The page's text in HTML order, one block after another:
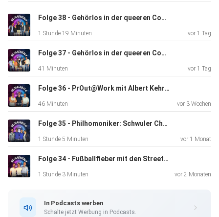
offen die
Schlagerbranche früher wirklich war, was sich bis heute
verändert
hat und natürlich über die Patrick Lindner Stiftung.
Ein ehrliches, persönliches und unterhaltsames Gespräch
über
zu
gehen.
Jetzt reinhören.
Patrick Lindner auf Instagram und die Patrick Linder
Folge 38 - Gehörlos in der queeren Community - Teil 2
1 Stunde 19 Minuten vor 1 Tag
Folge 37 - Gehörlos in der queeren Community - Teil 1
41 Minuten vor 1 Tag
Folge 36 - PrOut@Work mit Albert Kehrer
46 Minuten vor 3 Wochen
Folge 35 - Philhomoniker: Schwuler Chor München e.V.
1 Stunde 5 Minuten vor 1 Monat
Folge 34 - Fußballfieber mit den Streetboys
1 Stunde 3 Minuten vor 2 Monaten
In Podcasts werben
Schalte jetzt Werbung in Podcasts.